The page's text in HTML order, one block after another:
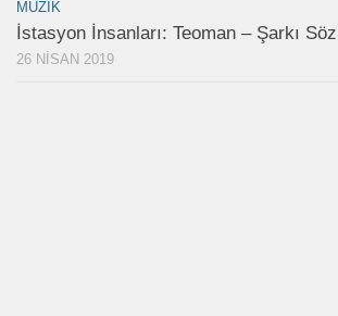
MÜZIK
İstasyon İnsanları: Teoman – Şarkı
26 NISAN 2019